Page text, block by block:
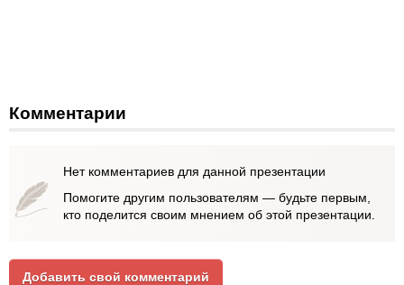
Комментарии
Нет комментариев для данной презентации
Помогите другим пользователям — будьте первым,
кто поделится своим мнением об этой презентации.
Добавить свой комментарий